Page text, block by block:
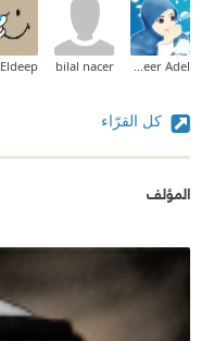
Abeer Adel
bilal nacer
كل القرّاء
المؤلف